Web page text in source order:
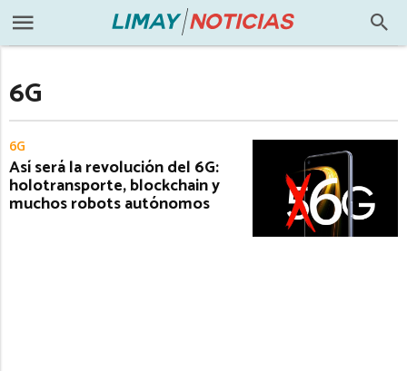
6G
6G
Así será la revolución del 6G:
holotransporte, blockchain y
muchos robots autónomos